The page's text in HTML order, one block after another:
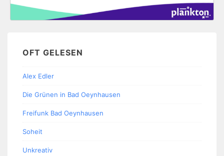
OFT GELESEN
Alex Edler
Die Grünen in Bad Oeynhausen
Freifunk Bad Oeynhausen
Soheit
Unkreativ